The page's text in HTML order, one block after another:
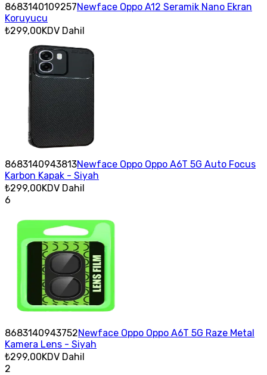
8683140109257Newface Oppo A12 Seramik Nano Ekran
Koruyucu
₺299,00KDV Dahil
8683140943813Newface Oppo Oppo A6T 5G Auto Focus
Karbon Kapak - Siyah
₺299,00KDV Dahil
6
8683140943752Newface Oppo Oppo A6T 5G Raze Metal
Kamera Lens - Siyah
₺299,00KDV Dahil
2